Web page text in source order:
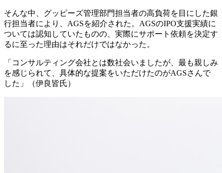
そんな中、グッピーズ管理部門担当者の高負荷を目にした銀
行担当者により、AGSを紹介された。AGSのIPO支援実績に
ついては認知していたものの、実際にサポート依頼を決定す
るに至った理由はそれだけではなかった。
「コンサルティング会社とは数社会いましたが、最も親しみ
を感じられて、具体的な提案をいただけたのがAGSさんで
した」（伊良皆氏）